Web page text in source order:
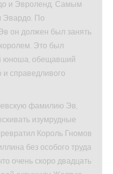
и Эвроленд. Самым
Эвардо. По
он должен был занять
Это был
юноша, обещавший
и справедливого
фамилию Эв,
изумрудные
Король Гномов
без особого труда
очень скоро двадцать